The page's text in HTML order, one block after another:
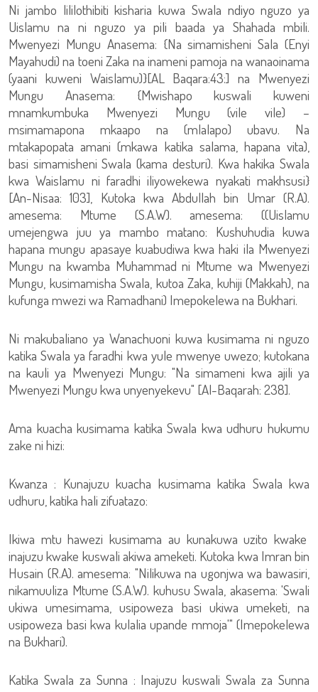
Ni jambo lililothibiti kisharia kuwa Swala ndiyo nguzo ya
Uislamu na ni nguzo ya pili baada ya Shahada mbili.
Mwenyezi Mungu Anasema: {Na simamisheni Sala (Enyi
Mayahudi) na toeni Zaka na inameni pamoja na wanaoinama
(yaani kuweni Waislamu)}[AL Baqara:43:] na Mwenyezi
Mungu Anasema: {Mwishapo kuswali kuweni
mnamkumbuka Mwenyezi Mungu (vile vile) –
msimamapona mkaapo na (mlalapo) ubavu. Na
mtakapopata amani (mkawa katika salama, hapana vita),
basi simamisheni Swala (kama desturi). Kwa hakika Swala
kwa Waislamu ni faradhi iliyowekewa nyakati makhsusi}
[An-Nisaa: 103], Kutoka kwa Abdullah bin Umar (R.A).
amesema: Mtume (S.A.W). amesema: ((Uislamu
umejengwa juu ya mambo matano: Kushuhudia kuwa
hapana mungu apasaye kuabudiwa kwa haki ila Mwenyezi
Mungu na kwamba Muhammad ni Mtume wa Mwenyezi
Mungu, kusimamisha Swala, kutoa Zaka, kuhiji (Makkah), na
kufunga mwezi wa Ramadhani) Imepokelewa na Bukhari.
Ni makubaliano ya Wanachuoni kuwa kusimama ni nguzo
katika Swala ya faradhi kwa yule mwenye uwezo; kutokana
na kauli ya Mwenyezi Mungu: "Na simameni kwa ajili ya
Mwenyezi Mungu kwa unyenyekevu" [Al-Baqarah: 238].
Ama kuacha kusimama katika Swala kwa udhuru hukumu
zake ni hizi:
Kwanza : Kunajuzu kuacha kusimama katika Swala kwa
udhuru, katika hali zifuatazo:
Ikiwa mtu hawezi kusimama au kunakuwa uzito kwake
inajuzu kwake kuswali akiwa ameketi. Kutoka kwa Imran bin
Husain (R.A). amesema: "Nilikuwa na ugonjwa wa bawasiri,
nikamuuliza Mtume (S.A.W). kuhusu Swala, akasema: 'Swali
ukiwa umesimama, usipoweza basi ukiwa umeketi, na
usipoweza basi kwa kulalia upande mmoja'" (Imepokelewa
na Bukhari).
Katika Swala za Sunna : Inajuzu kuswali Swala za Sunna